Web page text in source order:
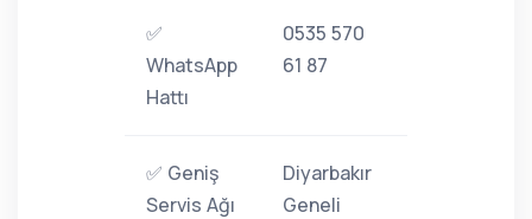
✅
WhatsApp
Hattı
0535 570
61 87
✅ Geniş
Servis Ağı
Diyarbakır
Geneli